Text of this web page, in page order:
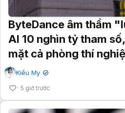
ByteDance âm thầm
AI 10 nghìn tỷ tham
mặt cả phòng thí
Kiều My ✔
5 giờ trước